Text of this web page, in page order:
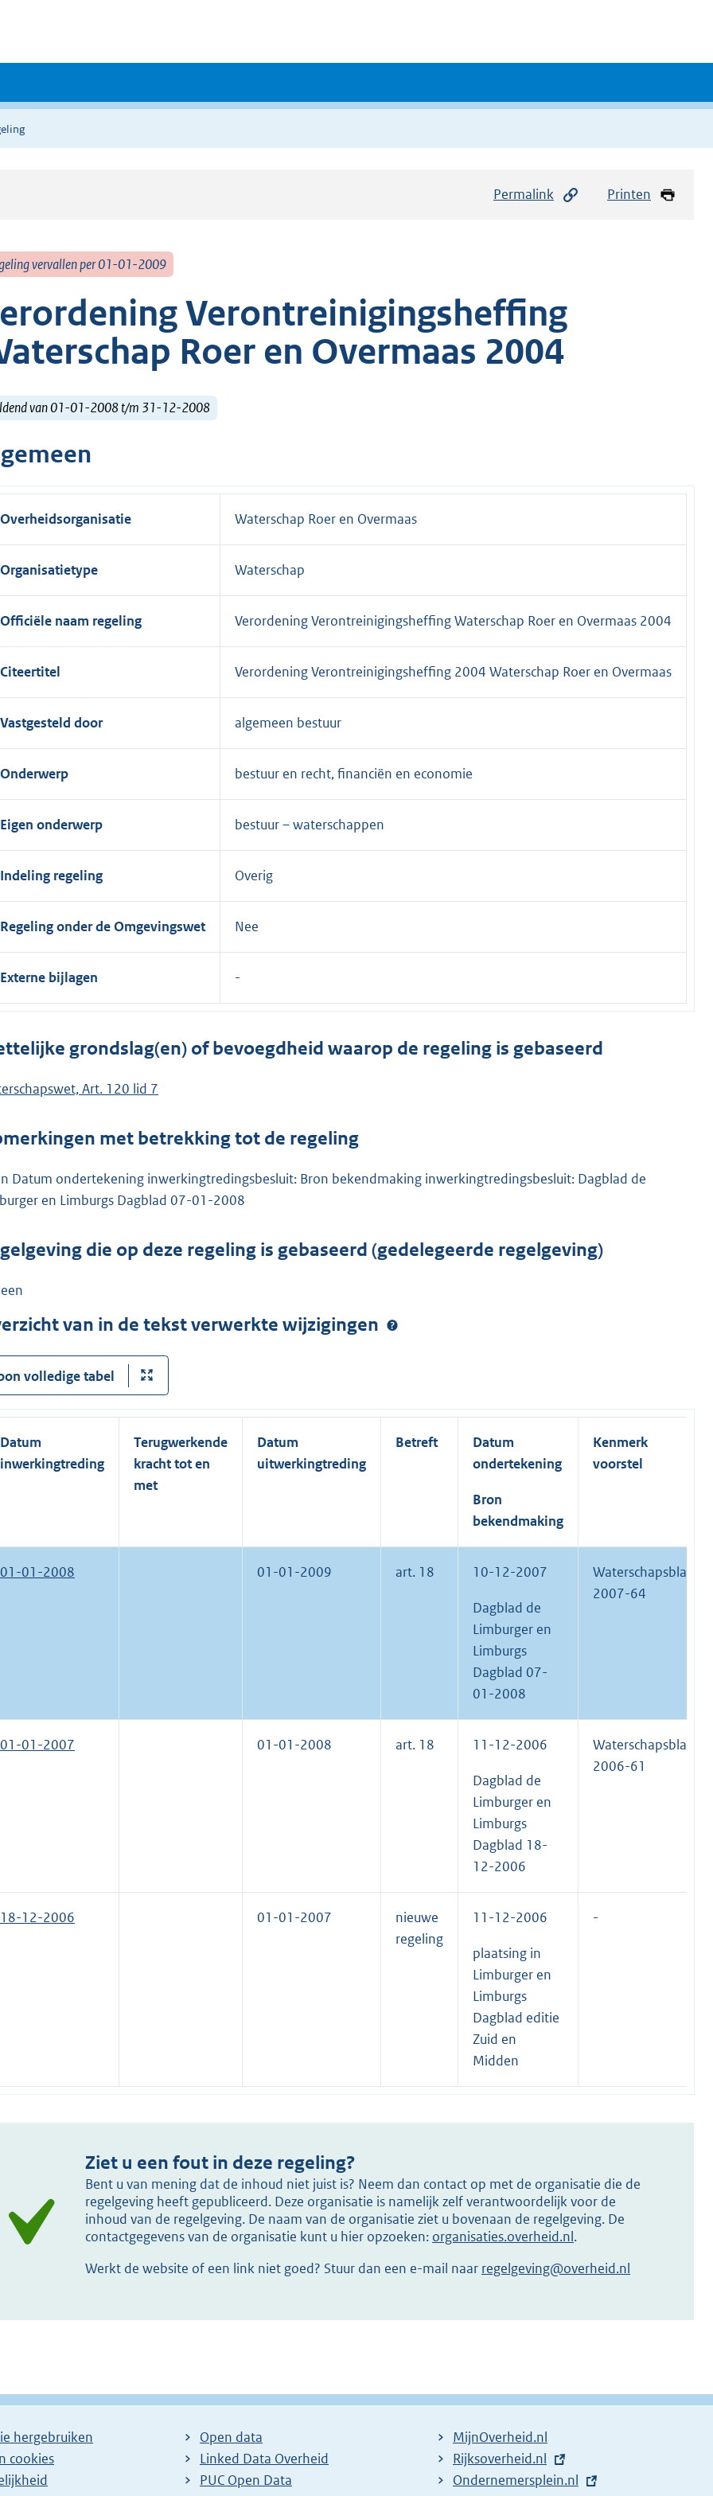
Permalink Printen
vervallen per 01-01-2009
Verontreinigingsheffing
Roer en Overmaas 2004
van 01-01-2008 t/m 31-12-2008
Overheidsorganisatie Waterschap Roer en Overmaas
Organisatietype Waterschap
Officiële naam regeling Verordening Verontreinigingsheffing Waterschap Roer en Overmaas 2004
Citeertitel Verordening Verontreinigingsheffing 2004 Waterschap Roer en Overmaas
Vastgesteld door algemeen bestuur
Onderwerp bestuur en recht, financiën en economie
Eigen onderwerp bestuur – waterschappen
Indeling regeling Overig
Regeling onder de Omgevingswet Nee
Externe bijlagen
grondslag(en) of bevoegdheid waarop de regeling is gebaseerd
Art. 120 lid 7
met betrekking tot de regeling
Datum ondertekening inwerkingtredingsbesluit: Bron bekendmaking inwerkingtredingsbesluit: Dagblad de
en Limburgs Dagblad 07-01-2008
die op deze regeling is gebaseerd (gedelegeerde regelgeving)
van in de tekst verwerkte wijzigingen
volledige tabel
Datum
inwerkingtreding
Terugwerkende
kracht tot en
met
Datum
uitwerkingtreding
Betreft
Datum
ondertekening
Bron
bekendmaking
Kenmerk
voorstel
01-01-2008 01-01-2009 art. 18 10-12-2007
Dagblad de
Limburger en
Limburgs
Dagblad 07-
01-2008
Waterschapsblad
2007-64
01-01-2007 01-01-2008 art. 18 11-12-2006
Dagblad de
Limburger en
Limburgs
Dagblad 18-
12-2006
Waterschapsblad
2006-61
18-12-2006 01-01-2007
nieuwe
regeling
11-12-2006
plaatsing in
Limburger en
Limburgs
Dagblad editie
Zuid en
Midden
-
Ziet u een fout in deze regeling?
Bent u van mening dat de inhoud niet juist is? Neem dan contact op met de organisatie die de
regelgeving heeft gepubliceerd. Deze organisatie is namelijk zelf verantwoordelijk voor de
inhoud van de regelgeving. De naam van de organisatie ziet u bovenaan de regelgeving. De
contactgegevens van de organisatie kunt u hier opzoeken: organisaties.overheid.nl.
Werkt de website of een link niet goed? Stuur dan een e-mail naar regelgeving@overheid.nl
hergebruiken
cookies
Open data
Linked Data Overheid
PUC Open Data
MijnOverheid.nl
E
x
Rijksoverheid.nl
E
Ondernemersplein.nl